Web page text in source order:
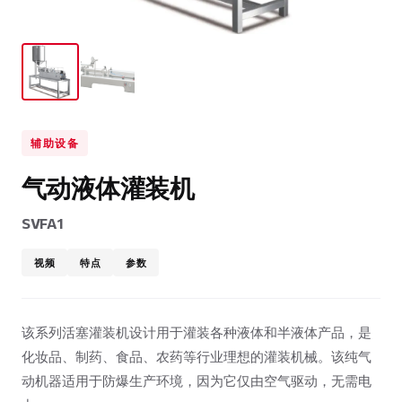
辅助设备
气动液体灌装机
SVFA1
视频 特点 参数
该系列活塞灌装机设计用于灌装各种液体和半液体产品，是
化妆品、制药、食品、农药等行业理想的灌装机械。该纯气
动机器适用于防爆生产环境，因为它仅由空气驱动，无需电